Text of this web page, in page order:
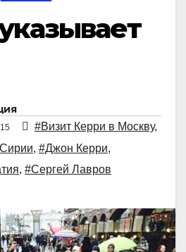
#Визит Керри в Москву,
, #Джон Керри,
, #Сергей Лавров